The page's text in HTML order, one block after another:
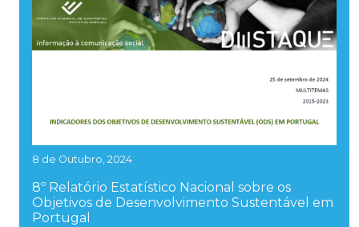
8 de Outubro, 2024
8º Relatório Estatístico Nacional sobre os
Objetivos de Desenvolvimento Sustentável em
Portugal